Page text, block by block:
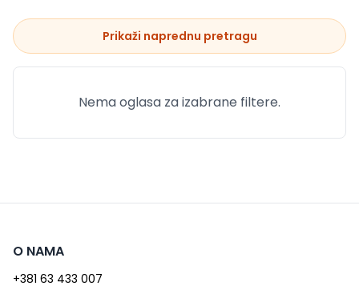
Prikaži naprednu pretragu
Nema oglasa za izabrane filtere.
O NAMA
+381 63 433 007